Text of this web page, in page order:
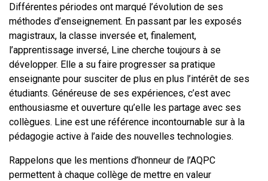
Différentes périodes ont marqué l’évolution de ses
méthodes d’enseignement. En passant par les exposés
magistraux, la classe inversée et, finalement,
l’apprentissage inversé, Line cherche toujours à se
développer. Elle a su faire progresser sa pratique
enseignante pour susciter de plus en plus l’intérêt de ses
étudiants. Généreuse de ses expériences, c’est avec
enthousiasme et ouverture qu’elle les partage avec ses
collègues. Line est une référence incontournable sur à la
pédagogie active à l’aide des nouvelles technologies.
Rappelons que les mentions d’honneur de l’AQPC
permettent à chaque collège de mettre en valeur